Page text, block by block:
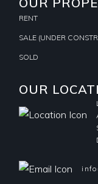
RENT
SALE (UNDER
SOLD
OUR